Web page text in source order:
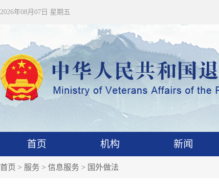
2026年08月07日 星期五
首页 机构 新闻
首页 > 服务 > 信息服务 > 国外做法